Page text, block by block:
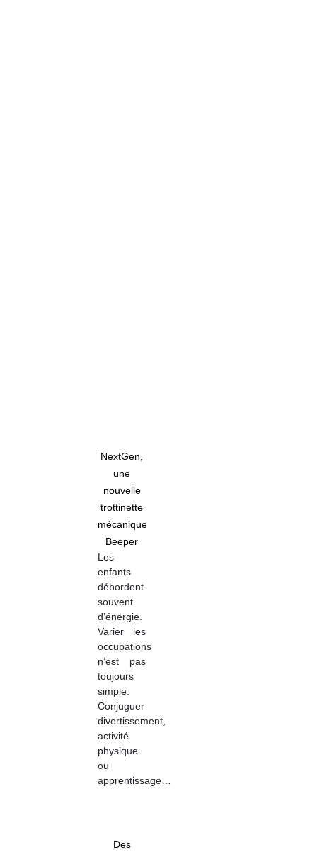
NextGen,
une
nouvelle
trottinette
mécanique
Beeper
Les
enfants
débordent
souvent
d’énergie.
Varier les
occupations
n’est pas
toujours
simple.
Conjuguer
divertissement,
activité
physique
ou
apprentissage…
Des